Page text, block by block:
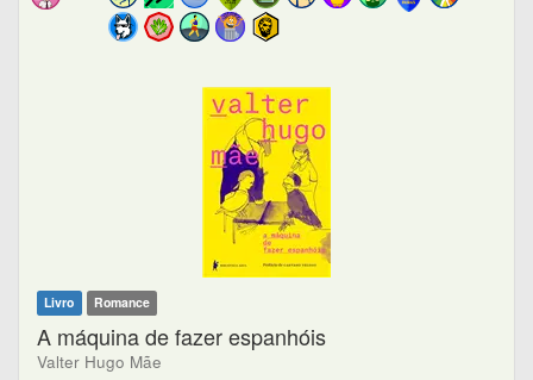
Livro Romance
A máquina de fazer espanhóis
Valter Hugo Mãe